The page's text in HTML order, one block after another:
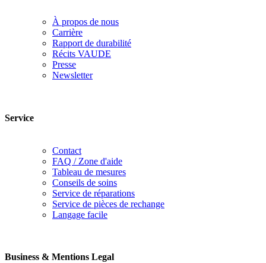
À propos de nous
Carrière
Rapport de durabilité
Récits VAUDE
Presse
Newsletter
Service
Contact
FAQ / Zone d'aide
Tableau de mesures
Conseils de soins
Service de réparations
Service de pièces de rechange
Langage facile
Business & Mentions Legal